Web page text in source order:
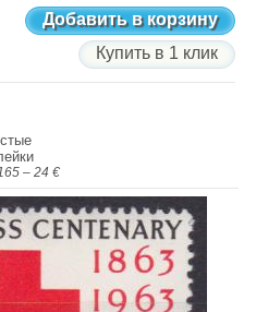
Добавить в корзину
Купить в 1 клик
– 24 €